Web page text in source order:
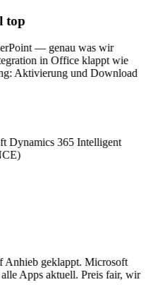
top
— genau was wir
in Office klappt wie
Aktivierung und Download
Dynamics 365 Intelligent
geklappt. Microsoft
Apps aktuell. Preis fair, wir